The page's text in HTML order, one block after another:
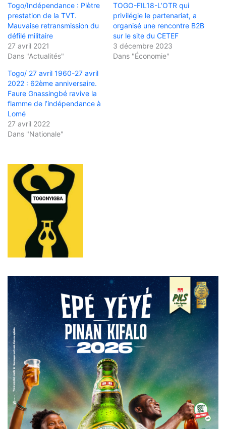
Togo/Indépendance : Piètre
prestation de la TVT.
Mauvaise retransmission du
défilé militaire
27 avril 2021
Dans "Actualités"
TOGO-FIL18-L’OTR qui
privilégie le partenariat, a
organisé une rencontre B2B
sur le site du CETEF
3 décembre 2023
Dans "Économie"
Togo/ 27 avril 1960-27 avril
2022 : 62ème anniversaire.
Faure Gnassingbé ravive la
flamme de l’indépendance à
Lomé
27 avril 2022
Dans "Nationale"